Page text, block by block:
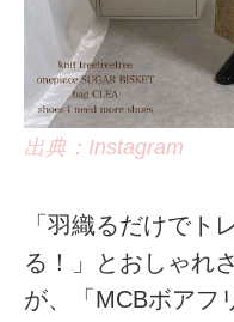
出典：Instagram
「羽織るだけでト
る！」とおしゃれ
が、「MCBボアフ